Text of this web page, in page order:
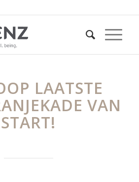
LAATSTE
VAN
START!